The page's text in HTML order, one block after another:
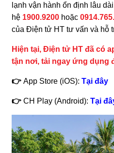
lạnh vận hành ổn định lâu
hệ 1900.9200 hoặc
của Điện tử HT tư vấn và hỗ
Hiện tại, Điện tử HT đã có
tận nơi, tải ngay ứng dụng
👉 App Store (iOS): Tại đây
👉 CH Play (Android): Tại